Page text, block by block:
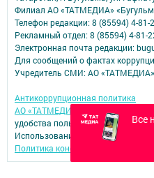
Все
Филиал АО «ТАТМЕДИА»
Телефон редакции: 8 (85594) 4-81-
Рекламный отдел: 8 (85594) 4-81-
Электронная почта редакции:
Для сообщений о фактах
Учредитель СМИ: АО «ТАТМЕДИА»
Антикоррупционная политика
АО «ТАТМЕДИА» использует
удобства пользователей сайтом.
Использование «cookie» можно
Политика конфиденциальности